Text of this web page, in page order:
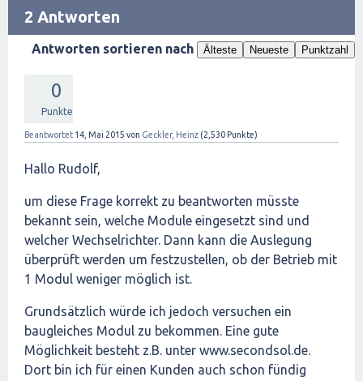
2 Antworten
Antworten sortieren nach Älteste Neueste Punktzahl
0
Punkte
Beantwortet 14, Mai 2015 von Geckler, Heinz (2,530 Punkte)
Hallo Rudolf,
um diese Frage korrekt zu beantworten müsste
bekannt sein, welche Module eingesetzt sind und
welcher Wechselrichter. Dann kann die Auslegung
überprüft werden um festzustellen, ob der Betrieb mit
1 Modul weniger möglich ist.
Grundsätzlich würde ich jedoch versuchen ein
baugleiches Modul zu bekommen. Eine gute
Möglichkeit besteht z.B. unter www.secondsol.de.
Dort bin ich für einen Kunden auch schon fündig